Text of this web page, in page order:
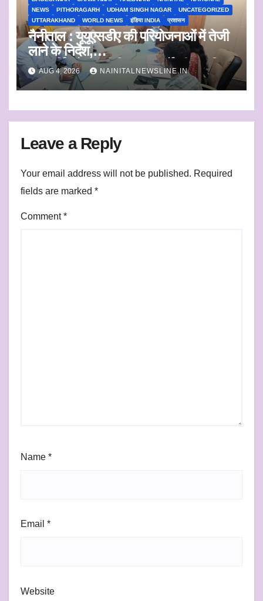
NEWS
PITHORAGARH UDHAM SINGH NAGAR
UNCATEGORIZED
UTTARAKHAND
WORLD NEWS इंडिया INDIA प्रशासन
नैनीताल : यूयूएसडीए की परियोजनाओं में तेजी
लाने के निर्देश,
जलापूर्ति और शहरी विकास कार्यों की प्रगति
पर कुमाऊं आयुक्त सख्त
AUG 4, 2026 NAINITALNEWSLINE.IN
Leave a Reply
Your email address will not be published. Required
fields are marked *
Comment*
Name *
Email *
Website